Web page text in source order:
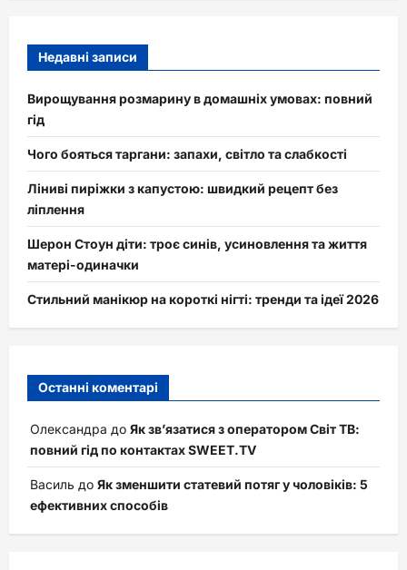
Недавні записи
Вирощування розмарину в домашніх умовах: повний
гід
Чого бояться таргани: запахи, світло та слабкості
Ліниві пиріжки з капустою: швидкий рецепт без
ліплення
Шерон Стоун діти: троє синів, усиновлення та життя
матері-одиначки
Стильний манікюр на короткі нігті: тренди та ідеї 2026
Останні коментарі
Олександра до Як зв’язатися з оператором Світ ТВ:
повний гід по контактах SWEET.TV
Василь до Як зменшити статевий потяг у чоловіків: 5
ефективних способів